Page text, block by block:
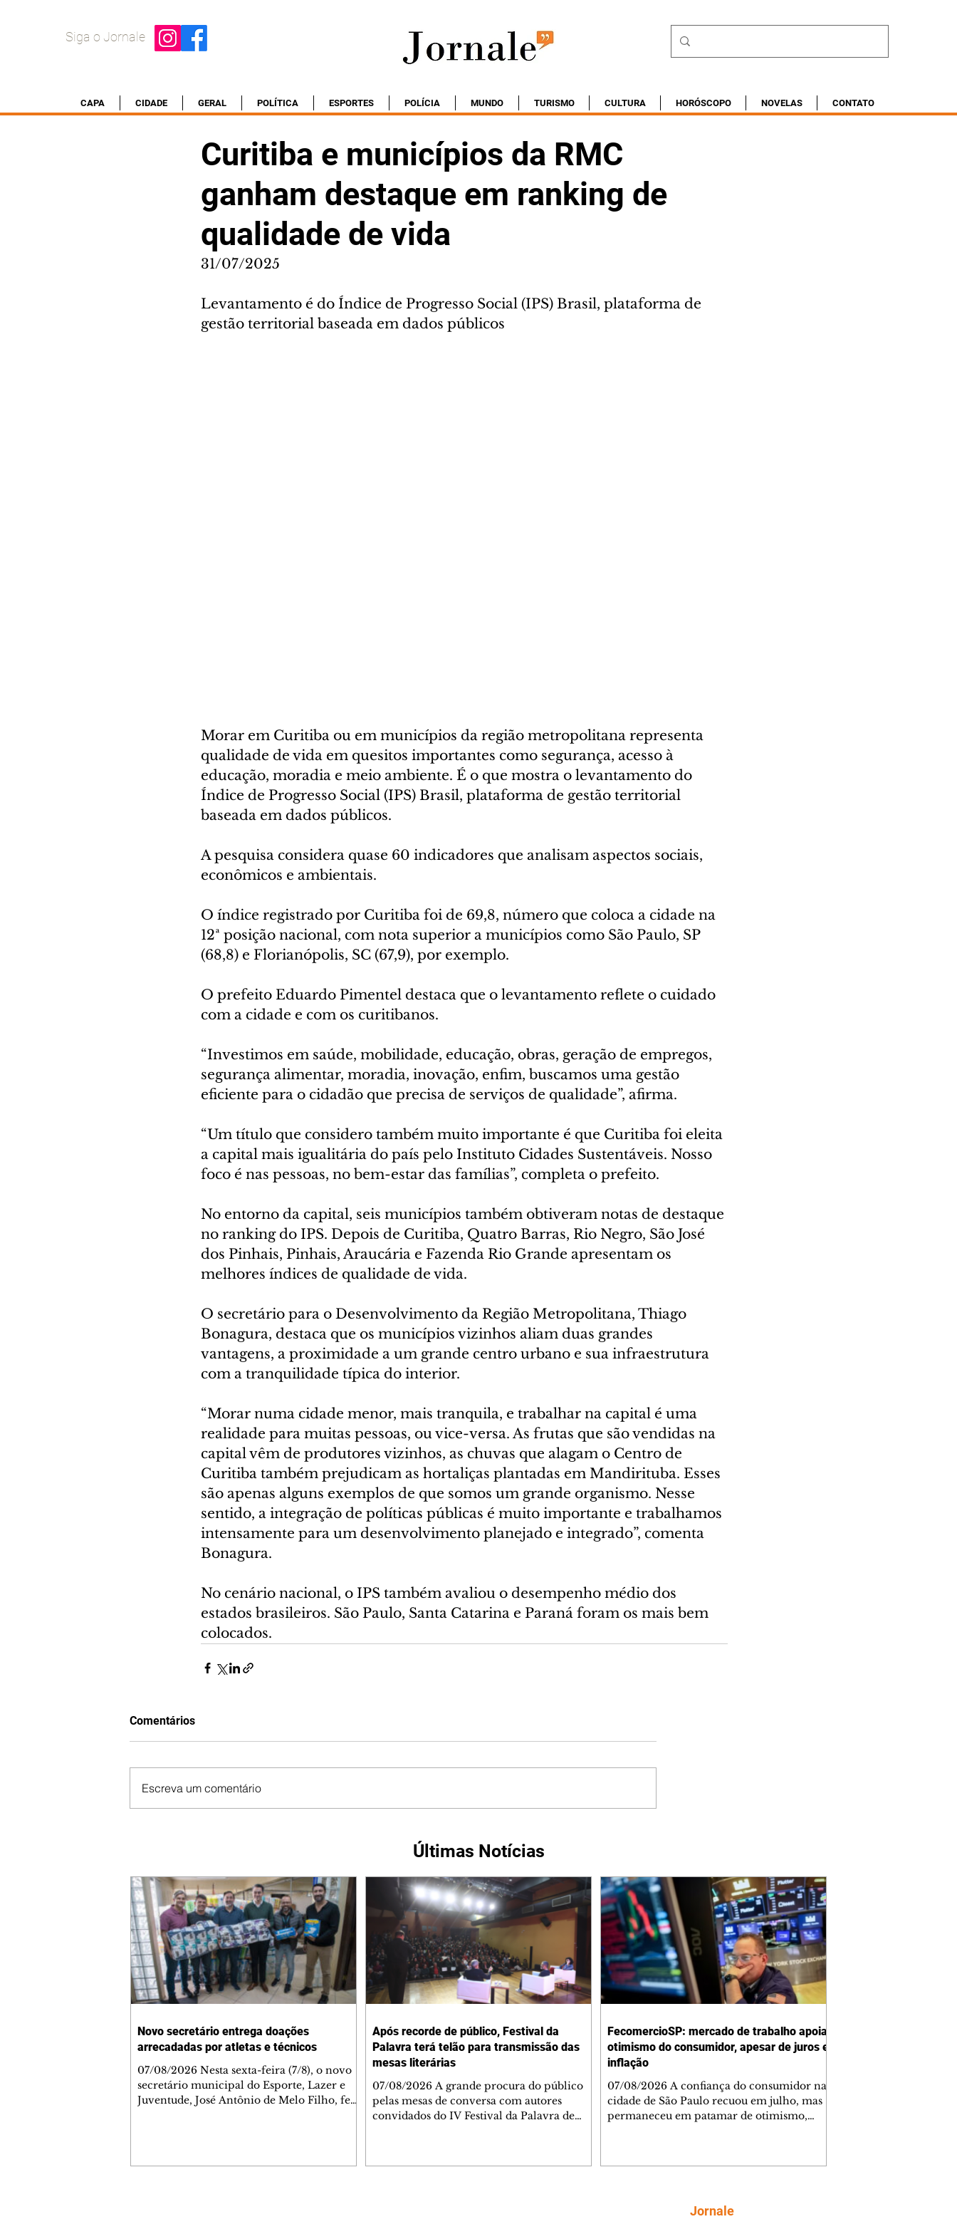
Siga o Jornale
CAPA CIDADE GERAL POLÍTICA ESPORTES POLÍCIA MUNDO TURISMO CULTURA HORÓSCOPO NOVELAS CONTATO
Curitiba e municípios da RMC
ganham destaque em ranking de
qualidade de vida
31/07/2025
Levantamento é do Índice de Progresso Social (IPS) Brasil, plataforma de
gestão territorial baseada em dados públicos
Morar em Curitiba ou em municípios da região metropolitana representa
qualidade de vida em quesitos importantes como segurança, acesso à
educação, moradia e meio ambiente. É o que mostra o levantamento do
Índice de Progresso Social (IPS) Brasil, plataforma de gestão territorial
baseada em dados públicos.
A pesquisa considera quase 60 indicadores que analisam aspectos sociais,
econômicos e ambientais.
O índice registrado por Curitiba foi de 69,8, número que coloca a cidade na
12ª posição nacional, com nota superior a municípios como São Paulo, SP
(68,8) e Florianópolis, SC (67,9), por exemplo.
O prefeito Eduardo Pimentel destaca que o levantamento reflete o cuidado
com a cidade e com os curitibanos.
“Investimos em saúde, mobilidade, educação, obras, geração de empregos,
segurança alimentar, moradia, inovação, enfim, buscamos uma gestão
eficiente para o cidadão que precisa de serviços de qualidade”, afirma.
“Um título que considero também muito importante é que Curitiba foi eleita
a capital mais igualitária do país pelo Instituto Cidades Sustentáveis. Nosso
foco é nas pessoas, no bem-estar das famílias”, completa o prefeito.
No entorno da capital, seis municípios também obtiveram notas de destaque
no ranking do IPS. Depois de Curitiba, Quatro Barras, Rio Negro, São José
dos Pinhais, Pinhais, Araucária e Fazenda Rio Grande apresentam os
melhores índices de qualidade de vida.
O secretário para o Desenvolvimento da Região Metropolitana, Thiago
Bonagura, destaca que os municípios vizinhos aliam duas grandes
vantagens, a proximidade a um grande centro urbano e sua infraestrutura
com a tranquilidade típica do interior.
“Morar numa cidade menor, mais tranquila, e trabalhar na capital é uma
realidade para muitas pessoas, ou vice-versa. As frutas que são vendidas na
capital vêm de produtores vizinhos, as chuvas que alagam o Centro de
Curitiba também prejudicam as hortaliças plantadas em Mandirituba. Esses
são apenas alguns exemplos de que somos um grande organismo. Nesse
sentido, a integração de políticas públicas é muito importante e trabalhamos
intensamente para um desenvolvimento planejado e integrado”, comenta
Bonagura.
No cenário nacional, o IPS também avaliou o desempenho médio dos
estados brasileiros. São Paulo, Santa Catarina e Paraná foram os mais bem
colocados.
Comentários
Escreva um comentário
Últimas Notícias
Novo secretário entrega doações
arrecadadas por atletas e técnicos
07/08/2026 Nesta sexta-feira (7/8), o novo
secretário municipal do Esporte, Lazer e
Juventude, José Antônio de Melo Filho, fez
Após recorde de público, Festival da
Palavra terá telão para transmissão das
mesas literárias
07/08/2026 A grande procura do público
pelas mesas de conversa com autores
convidados do IV Festival da Palavra de
FecomercioSP: mercado de trabalho apoia
otimismo do consumidor, apesar de juros e
inflação
07/08/2026 A confiança do consumidor na
cidade de São Paulo recuou em julho, mas
permaneceu em patamar de otimismo,
mais criteriosa nas decisões de compra,
Jornale